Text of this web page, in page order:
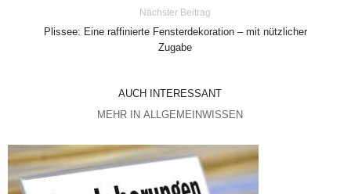
Nächster Beitrag
Plissee: Eine raffinierte Fensterdekoration – mit nützlicher
Zugabe
AUCH INTERESSANT
MEHR IN ALLGEMEINWISSEN